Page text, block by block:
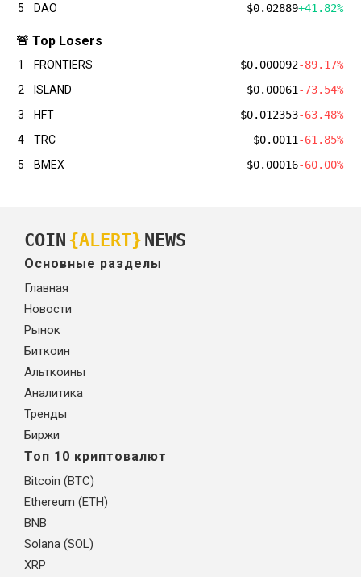
5
DAO $0.02889+41.82%
🚨 Top Losers
1 FRONTIERS $0.000092-89.17%
2
ISLAND $0.00061 -73.54%
3
HFT $0.012353-63.48%
4
TRC $0.0011 -61.85%
5
BMEX $0.00016-60.00%
COIN {ALERT} NEWS
Основные разделы
Главная
Новости
Рынок
Биткоин
Альткоины
Аналитика
Тренды
Биржи
Топ 10 криптовалют
Bitcoin (BTC)
Ethereum (ETH)
BNB
Solana (SOL)
XRP